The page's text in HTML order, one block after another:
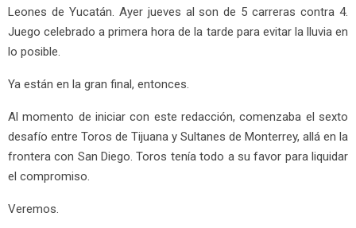
Leones de Yucatán. Ayer jueves al son de 5 carreras contra 4.
Juego celebrado a primera hora de la tarde para evitar la lluvia en
lo posible.
Ya están en la gran final, entonces.
Al momento de iniciar con este redacción, comenzaba el sexto
desafío entre Toros de Tijuana y Sultanes de Monterrey, allá en la
frontera con San Diego. Toros tenía todo a su favor para liquidar
el compromiso.
Veremos.